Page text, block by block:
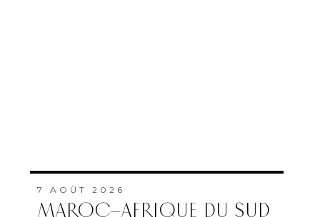
7 AOÛT 2026
MAROC–AFRIQUE DU SUD